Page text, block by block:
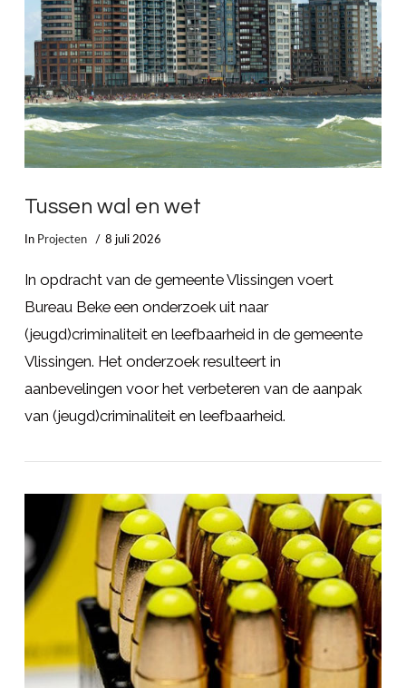
LEES MEER
Tussen wal en wet
In Projecten 8 juli 2026
In opdracht van de gemeente Vlissingen voert
Bureau Beke een onderzoek uit naar
(jeugd)criminaliteit en leefbaarheid in de gemeente
Vlissingen. Het onderzoek resulteert in
aanbevelingen voor het verbeteren van de aanpak
van (jeugd)criminaliteit en leefbaarheid.